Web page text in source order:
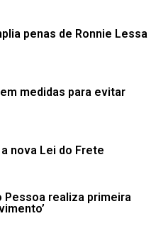
penas de Ronnie Lessa
medidas para evitar
nova Lei do Frete
Pessoa realiza primeira